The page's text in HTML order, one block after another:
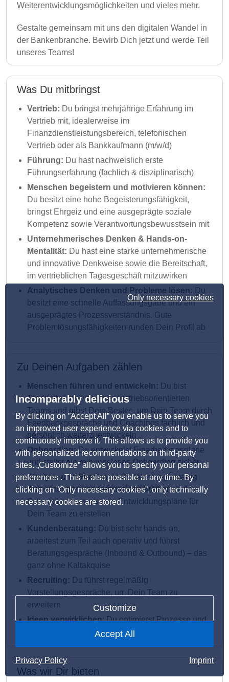
Only necessary cookies
Incomparably delicious
By clicking on ”Accept All” you enable us to serve you
an improved user experience via cookies and to
continuously improve it. This allows us to provide you
with personalized recommendations on third-party
sites. „Customize” allows you to specify your personal
preferences . This is also possible at any time. By
clicking on ”Only necessary cookies”, only technically
necessary cookies are stored.
Customize
Accept All
Privacy Policy Imprint
Weiterentwicklungsmöglichkeiten und vieles mehr.
Gestalte gemeinsam mit uns den digitalen Wandel in
der Bankenbranche. Bewirb Dich jetzt und werde Teil
unseres Teams!
Was Du mitbringst
Vertrieb: Du bringst mehrjährige Erfahrung im
Vertrieb mit, idealerweise im
Finanzdienstleistungsbereich, telefonischen
Vertrieb oder als Bankkaufmann (m/w/d)
Führung: Du hast nachweislich erste
Führungserfahrung (fachlich & disziplinarisch)
Menschen begeistern und motivieren können:
Du besitzt eine hohe Begeisterungsfähigkeit,
bringst Ehrgeiz und eine ausgeprägte soziale
Kompetenz sowie Verantwortungsbewusstsein mit
Unternehmerisches Denken & Hands-on-
Mentalität: Du hast eine starke unternehmerische
und innovative Denkweise sowie die Bereitschaft,
im vertrieblichen Tagesgeschäft mitzuwirken
Analytisches Denken und Probleme lösen: Du
besitzt eine schnelle Auffassungsgabe und ein
ausgeprägtes Prozessverständnis. Gute
Problemlösungsfähigkeiten runden Dein Profil ab
Zu Deinen Aufgaben zählen
Menschen führen und entwickeln: Du bist
Teamleiter (m/w/d) eines vertriebsorientierten
Teams und gibst Dein Bestes, um Dein Team durch
Feedbackgespräche und Coachings fachlich und
persönlich weiterzuentwickeln
Onboarding:Du entwickelst Einarbeitungspläne
und stellst ein reibungsloses Onboarding sicher
Analyse und Feedback:Du fährst regelmäßig
Auswertungen und identifizierst Stärken und
Schwächen, um gezielte Entwicklungspläne für
Dein Team zu erstellen
Kundenberatung: Du bist sehr hands-on,
arbeitest zum Teil auch operativ und führst
Beratungsgespräche (Inbound & Outbound) – das
ganz ohne Kaltakquise
Recruiting: Du führst regelmäßig
Vorstellungsgespräche, um Dein Team zu
erweitern
Ideen verwirklichen: Du optimierst Prozesse und
arbeitest stetig an Weiterentwicklungen mit
Was wir Dir bieten